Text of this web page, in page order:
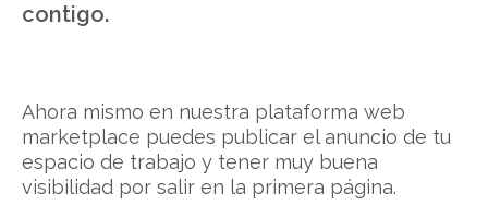
contigo.
Ahora mismo en nuestra plataforma web
marketplace puedes publicar el anuncio de tu
espacio de trabajo y tener muy buena
visibilidad por salir en la primera página.